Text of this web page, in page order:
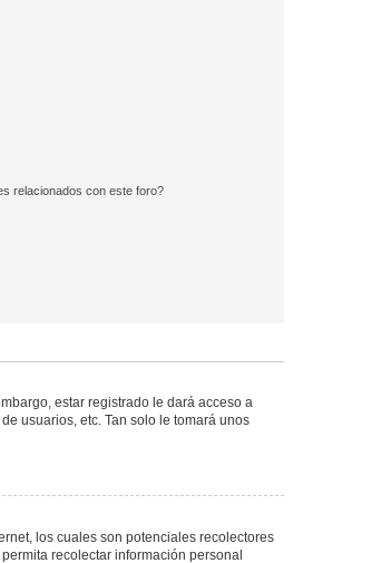
relacionados con este foro?
estar registrado le dará acceso a
usuarios, etc. Tan solo le tomará unos
los cuales son potenciales recolectores
recolectar información personal